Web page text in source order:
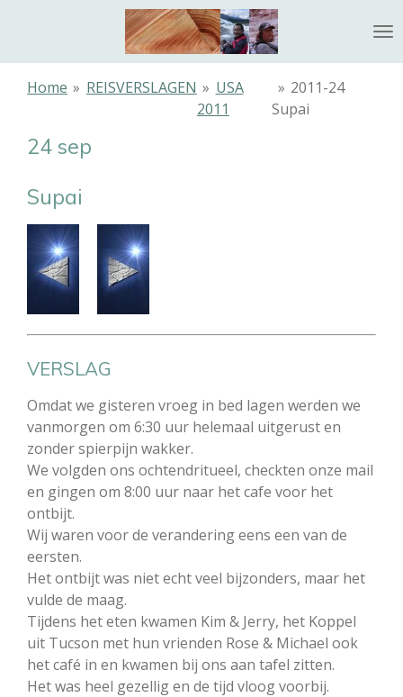
naar
Home » REISVERSLAGEN » USA
2011
» 2011-24
Supai
24 sep
Supai
VERSLAG
Omdat we gisteren vroeg in bed lagen werden we
vanmorgen om 6:30 uur helemaal uitgerust en
zonder spierpijn wakker.
We volgden ons ochtendritueel, checkten onze mail
en gingen om 8:00 uur naar het cafe voor het
ontbijt.
Wij waren voor de verandering eens een van de
eersten.
Het ontbijt was niet echt veel bijzonders, maar het
vulde de maag.
Tijdens het eten kwamen Kim & Jerry, het Koppel
uit Tucson met hun vrienden Rose & Michael ook
het café in en kwamen bij ons aan tafel zitten.
Het was heel gezellig en de tijd vloog voorbij.